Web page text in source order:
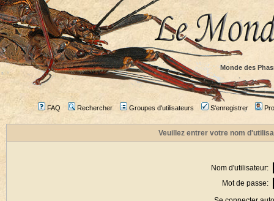
Monde des
FAQ Rechercher Groupes d'utilisateurs S'enregistrer
Veuillez entrer votre nom
Nom d'utilisateur:
Mot de passe: